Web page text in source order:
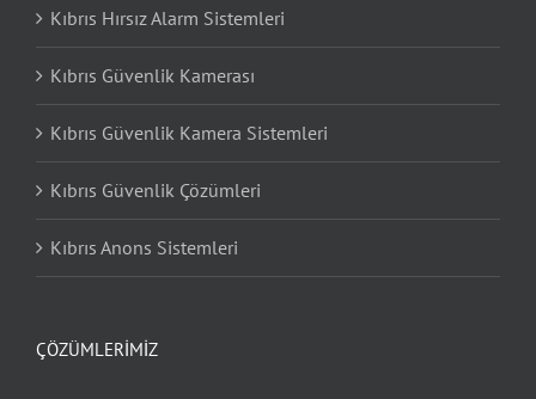
Kıbrıs Hırsız Alarm Sistemleri
Kıbrıs Güvenlik Kamerası
Kıbrıs Güvenlik Kamera Sistemleri
Kıbrıs Güvenlik Çözümleri
Kıbrıs Anons Sistemleri
ÇÖZÜMLERIMIZ